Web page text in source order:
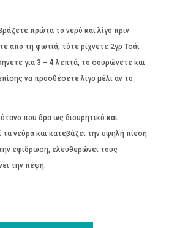
πρώτα το νερό και λίγο πριν
από τη φωτιά, τότε ρίχνετε 2γρ Τσάι
για 3 – 4 λεπτά, το σουρώνετε και
να προσθέσετε λίγο μέλι αν το
που δρα ως διουρητικό και
νεύρα και κατεβάζει την υψηλή πίεση
εφίδρωση, ελευθερώνει τους
την πέψη.